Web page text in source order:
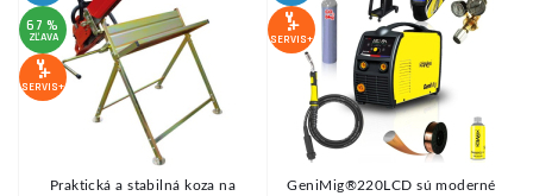
67 %
ZĽAVA
SERVIS+
Praktická a stabilná koza na
SERVIS+
GeniMig®220LCD sú moderné